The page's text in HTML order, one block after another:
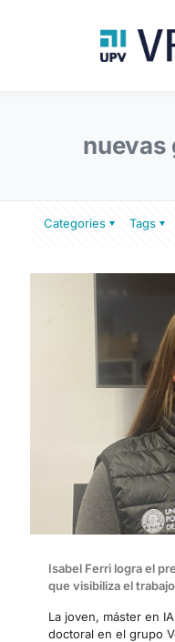
nuevas
Categories Tags
Isabel Ferri logra el
que visibiliza el
La joven, máster en
doctoral en el grupo